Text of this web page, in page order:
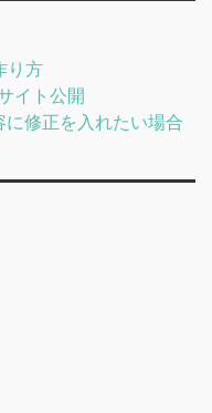
り方
イト公開
に修正を入れたい場合